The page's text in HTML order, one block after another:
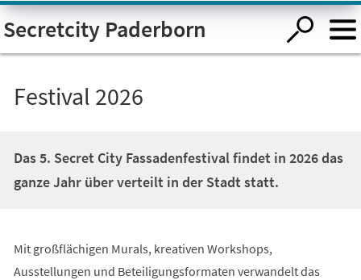
Visuelle
Assistenzsoftware
öffnen.
Secretcity Paderborn
Festival 2026
Das 5. Secret City Fassadenfestival findet in 2026 das
ganze Jahr über verteilt in der Stadt statt.
Mit großflächigen Murals, kreativen Workshops,
Ausstellungen und Beteiligungsformaten verwandelt das